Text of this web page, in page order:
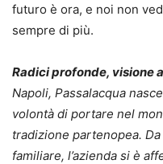
futuro è ora, e noi non
sempre di più.
Radici profonde, visione
Napoli, Passalacqua
volontà di portare nel
tradizione partenopea.
familiare, l’azienda si è